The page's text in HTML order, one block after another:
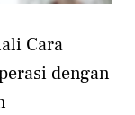
Cara
dengan